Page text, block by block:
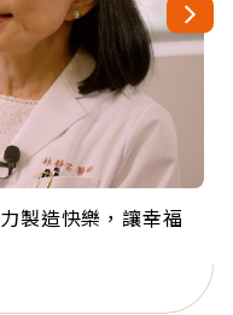
製造快樂，讓幸福
獻36年 「台灣是我
樂！「蛋黃哥小
：退休後才開始真
球最年長羽球選
」
拉小提琴還登上小